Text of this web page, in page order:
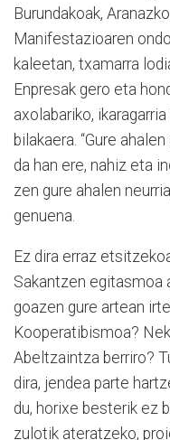
Burundakoak,
Manifestazioaren
kaleetan, txamarra
Enpresak gero eta
axolabariko,
bilakaera. “Gure
da han ere, nahiz eta
zen gure ahalen
genuena.
Ez dira erraz
Sakantzen egitasmoa
goazen gure artean
Kooperatibismoa?
Abeltzaintza berriro?
dira, jendea parte
du, horixe besterik ez
zulotik ateratzeko,